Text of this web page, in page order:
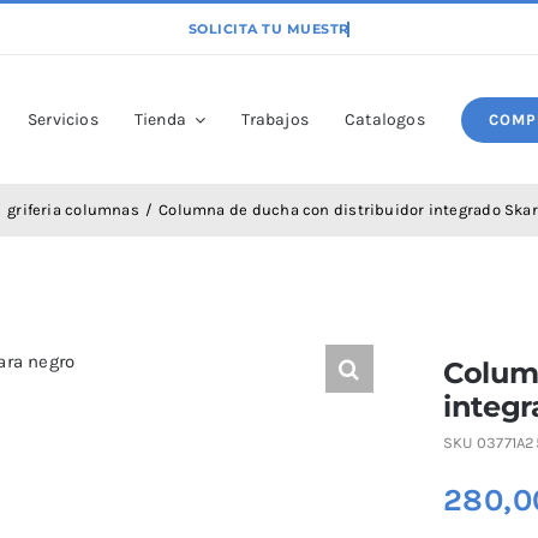
Servicios Tienda Trabajos Catalogos
griferia columnas Columna de ducha con distribuidor integrado
SKU